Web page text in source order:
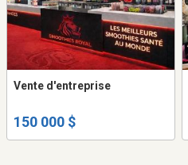
Vente d'entreprise
150 000 $